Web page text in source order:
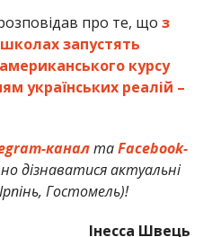
про те, що з
запустять
курсу
українських реалій –
канал таFacebook-
дізнаватися актуальні
Гостомель)!
Інесса Швець